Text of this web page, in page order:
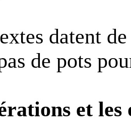
datent
de pots
et les